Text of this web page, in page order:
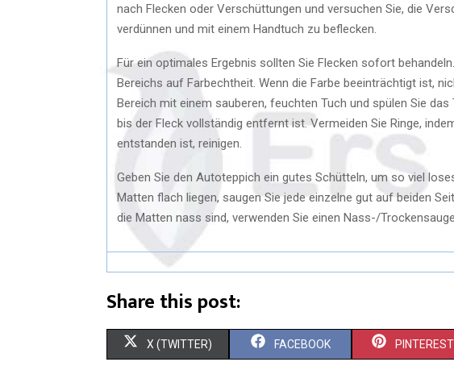
nach Flecken oder Verschüttungen und versuchen Sie, die
verdünnen und mit einem Handtuch zu beflecken.
Für ein optimales Ergebnis sollten Sie Flecken sofort
Bereichs auf Farbechtheit. Wenn die Farbe beeinträchtigt ist,
Bereich mit einem sauberen, feuchten Tuch und spülen Sie
bis der Fleck vollständig entfernt ist. Vermeiden Sie Ringe,
entstanden ist, reinigen.
Geben Sie den Autoteppich ein gutes Schütteln, um so viel
Matten flach liegen, saugen Sie jede einzelne gut auf beiden
die Matten nass sind, verwenden Sie einen Nass-/
Share this post:
X (TWITTER) FACEBOOK PINTEREST